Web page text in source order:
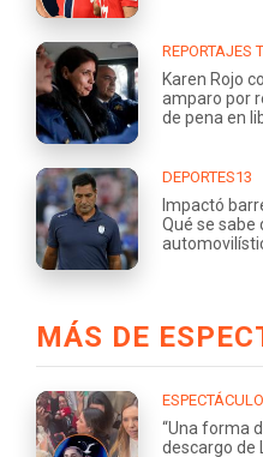
REPORTAJES
Karen Rojo
amparo por
de pena en
DEPORTES13
Impactó
Qué se sabe
MÁS DE
“Una forma
descargo de